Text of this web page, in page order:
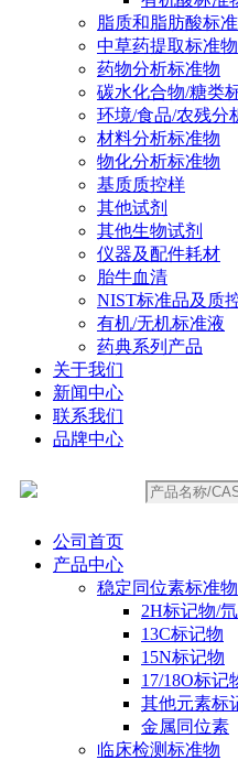
脂质和脂肪酸标
中草药提取标准物
药物分析标准物
碳水化合物/糖类
环境/食品/农残分
材料分析标准物
物化分析标准物
基质质控样
其他试剂
其他生物试剂
仪器及配件耗材
胎牛血清
NIST标准品及质
有机/无机标准液
药典系列产品
关于我们
新闻中心
联系我们
品牌中心
公司首页
产品中心
稳定同位素标准物
2H标记物/
13C标记物
15N标记物
17/18O标记
其他元素标
金属同位素
临床检测标准物